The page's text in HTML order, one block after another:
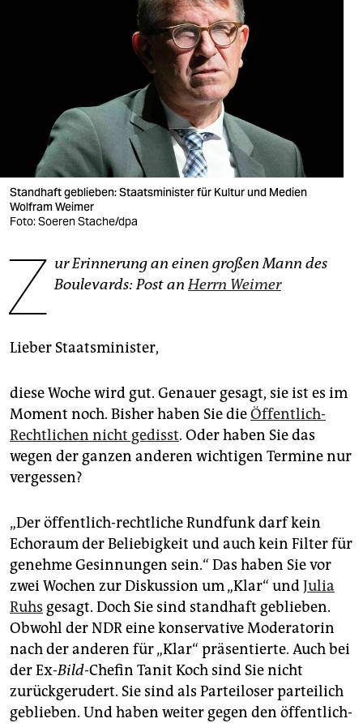
unterstützen
genossenschaft
epaper login
Standhaft geblieben: Staatsminister für Kultur und Medien
Wolfram Weimer
Foto: Soeren Stache/dpa
Z ur Erinnerung an einen großen Mann des
Boulevards: Post anHerrn Weimer
Lieber Staatsminister,
diese Woche wird gut. Genauer gesagt, sie ist es im
Moment noch. Bisher haben Sie dieÖffentlich-
Rechtlichen nicht gedisst. Oder haben Sie das
wegen der ganzen anderen wichtigen Termine nur
vergessen?
„Der öffentlich-rechtliche Rundfunk darf kein
Echoraum der Beliebigkeit und auch kein Filter für
genehme Gesinnungen sein.“ Das haben Sie vor
zwei Wochen zur Diskussion um „Klar“ undJulia
Ruhs gesagt. Doch Sie sind standhaft geblieben.
Obwohl der NDR eine konservative Moderatorin
nach der anderen für „Klar“ präsentierte. Auch bei
der Ex-Bild-Chefin Tanit Koch sind Sie nicht
zurückgerudert. Sie sind als Parteiloser parteilich
geblieben. Und haben weiter gegen den öffentlich-